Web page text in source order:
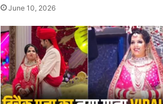
June 10, 2026